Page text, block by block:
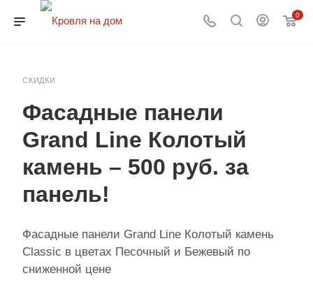
0
СКИДКИ
Фасадные панели
Grand Line Колотый
камень – 500 руб. за
панель!
Фасадные панели Grand Line Колотый камень
Classic в цветах Песочный и Бежевый по
сниженной цене